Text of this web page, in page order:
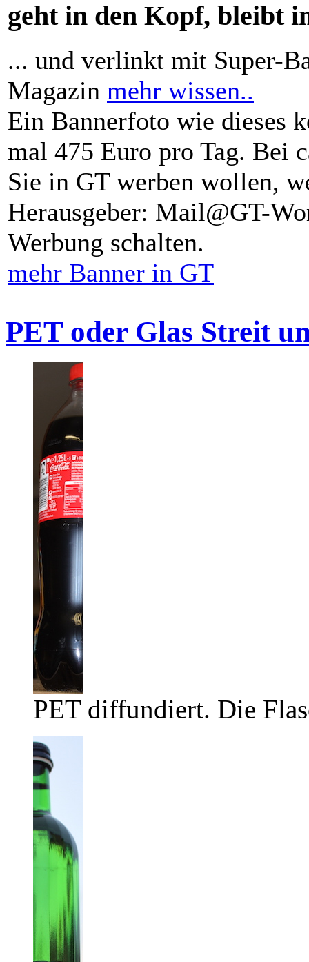
geht in den Kopf, bleibt
... und verlinkt mit Super-
Magazin mehr wissen..
Ein Bannerfoto wie dieses
mal 475 Euro pro Tag. Bei
Sie in GT werben wollen,
Herausgeber: Mail@GT-
Werbung schalten.
mehr Banner in GT
PET oder Glas Streit
PET diffundiert. Die